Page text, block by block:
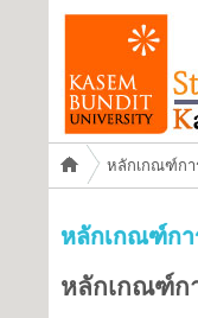
You areหลักเกณฑ์กา
หลักเกณฑ์กา
หลักเกณฑ์ก